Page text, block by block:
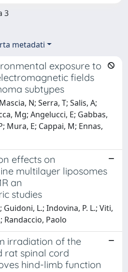
3
metadati
exposure to
fields
subtypes
N; Serra, T; Salis, A;
Mg; Angelucci, E; Gabbas,
Mura, E; Cappai, M; Ennas,
effects on
multilayer liposomes
an
studies
Guidoni, L.; Indovina, P. L.; Viti,
Randaccio, Paolo
irradiation of the
rat spinal cord
hind-limb function